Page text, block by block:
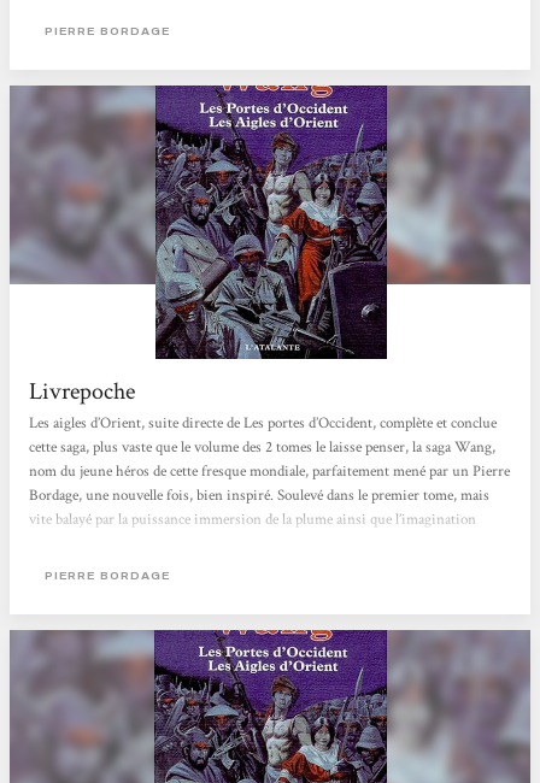
que font les fictions les plus puissantes et les plus nécessaires...
PIERRE BORDAGE
Livrepoche
Les aigles d’Orient, suite directe de Les portes d’Occident, complète et conclue
cette saga, plus vaste que le volume des 2 tomes le laisse penser, la saga Wang,
nom du jeune héros de cette fresque mondiale, parfaitement mené par un Pierre
Bordage, une nouvelle fois, bien inspiré. Soulevé dans le premier tome, mais
vite balayé par la puissance immersion de la plume ainsi que l’imagination
réalisation de son but, de son accomplissement. Comme je le dis, ce n’est pas
PIERRE BORDAGE